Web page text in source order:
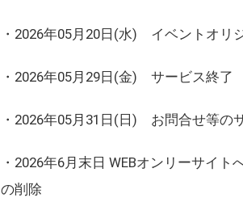
・2026年05月20日(水) イベントオリ
・2026年05月29日(金) サービス終了
・2026年05月31日(日) お問合せ等の
・2026年6月末日 WEBオンリーサイ
の削除